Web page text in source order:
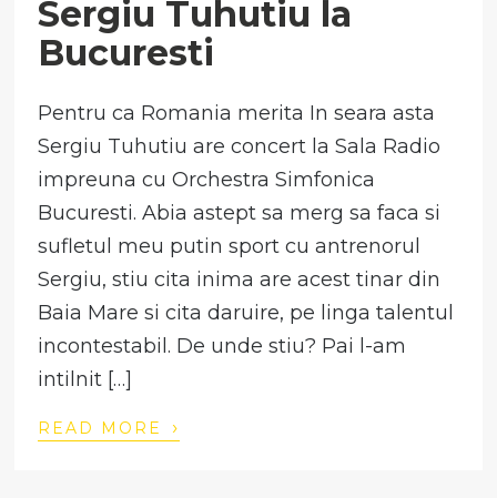
Sergiu Tuhutiu la
Bucuresti
Pentru ca Romania merita In seara asta
Sergiu Tuhutiu are concert la Sala Radio
impreuna cu Orchestra Simfonica
Bucuresti. Abia astept sa merg sa faca si
sufletul meu putin sport cu antrenorul
Sergiu, stiu cita inima are acest tinar din
Baia Mare si cita daruire, pe linga talentul
incontestabil. De unde stiu? Pai l-am
intilnit […]
READ MORE ›